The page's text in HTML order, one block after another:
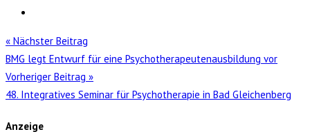
« Nächster Beitrag
BMG legt Entwurf für eine Psychotherapeutenausbildung vor
Vorheriger Beitrag »
48. Integratives Seminar für Psychotherapie in Bad Gleichenberg
Anzeige